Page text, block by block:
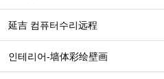
延吉 컴퓨터수리远程
인테리어-墙体彩绘壁画